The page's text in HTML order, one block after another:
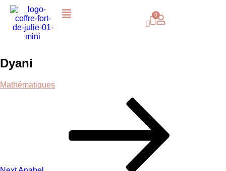
Dyani
Mathématiques